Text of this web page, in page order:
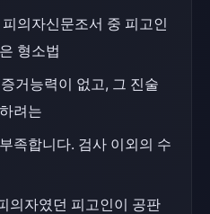
의자신문조서 중 피고인
형소법
거능력이 없고, 그 진술
려는
족합니다. 검사 이외의 수
의자였던 피고인이 공판